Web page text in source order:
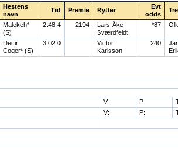
Hestens
navn
Tid Premie Rytter
Evt
odds
Malekeh*
(S)
2:48,4 2194
Lars-Åke
Sværdfeldt
*87
Decir
Coger* (S)
3:02,0
Victor
Karlsson
240
V: P:
V: P: